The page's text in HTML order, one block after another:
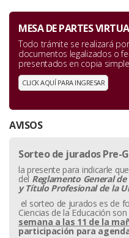
MESA DE PARTES
Todo trámite se realizará
documentos legalizados o
presentados en copia
CLICK AQUÍ PARA INGRESAR
AVISOS
Sorteo de jurados Pre-
la presente para indicarle
del Reglamento General
yTítulo Profesional de la
el sorteo de jurados es de
Ciencias de la Educación
semana a las 11 de la
participación para